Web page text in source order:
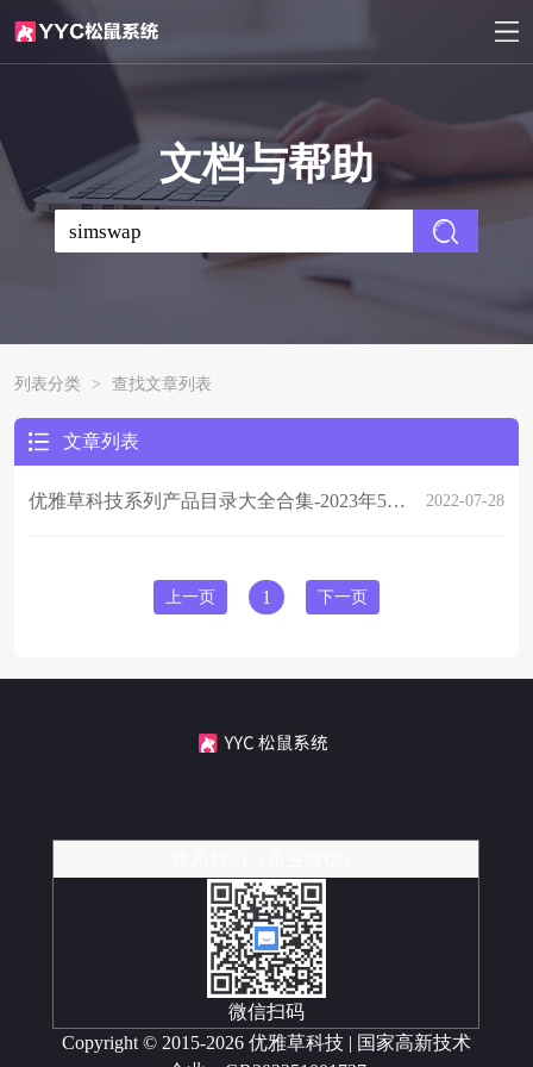
文档与帮助
列表分类 > 查找文章列表
文章列表
优雅草科技系列产品目录大全合集-2023年5月2日更新 2022-07-28
上一页 1 下一页
微信扫码
Copyright © 2015-2026 优雅草科技 | 国家高新技术